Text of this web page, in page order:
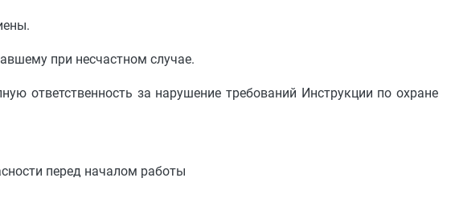
при несчастном случае.
ответственность за нарушение требований Инструкции по охране
перед началом работы